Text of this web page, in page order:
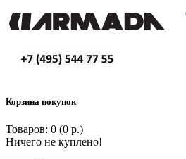
Корзина покупок
Товаров: 0 (0 р.)
Ничего не куплено!